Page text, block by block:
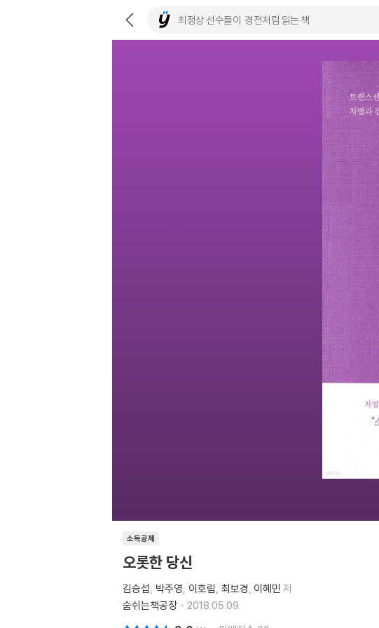
소득공제
오롯한 당신
김승섭 박주영 이호림 최보경 이혜민 저
숨쉬는책공장
2018.05.09.